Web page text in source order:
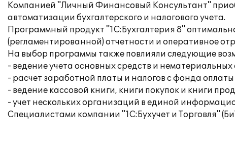
Компанией "Личный Финансовый Консультант"
автоматизации бухгалтерского и налогового учета.
Программный продукт "1C:Бухгалтерия 8"
(регламентированной) отчетности и оперативное
На выбор программы также повлияли следующие
- ведение учета основных средств и нематериальных
- расчет заработной платы и налогов с фонда
- ведение кассовой книги, книги покупок и книги
- учет нескольких организаций в единой
Специалистами компании "1С:Бухучет и Торговля"